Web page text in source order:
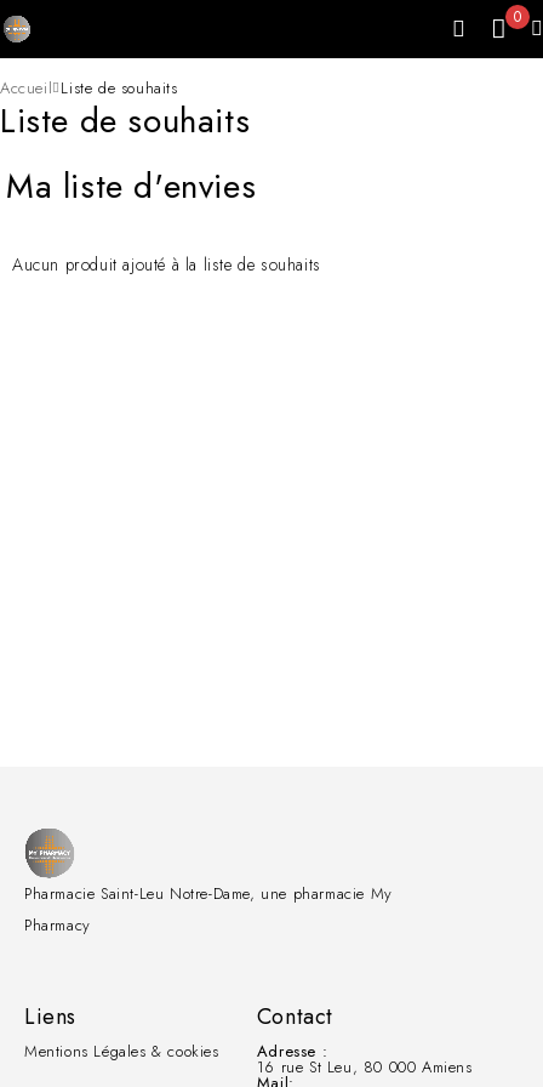
0
Liste de souhaits
Accueil Liste de souhaits
Ma liste d'envies
Aucun produit ajouté à la liste de souhaits
Pharmacie Saint-Leu Notre-Dame, une pharmacie My
Pharmacy
Liens
Mentions Légales & cookies
Contact
Adresse :
16 rue St Leu, 80 000 Amiens